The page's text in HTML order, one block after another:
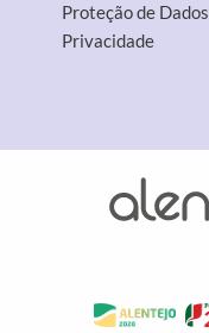
Proteção de
Privacidade